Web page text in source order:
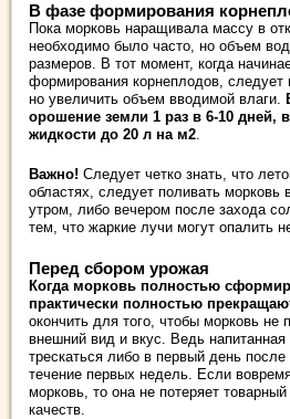
В фазе формирования
Пока морковь наращивала массу в
необходимо было часто, но объем
размеров. В тот момент, когда
формирования корнеплодов, следует
но увеличить объем вводимой влаги.
орошение земли 1 раз в 6-10 дней,
жидкости до 20 л на м2.
Важно! Следует четко знать, что
областях, следует поливать морковь
утром, либо вечером после захода
тем, что жаркие лучи могут опалить
Перед сбором урожая
Когда морковь полностью
практически полностью
окончить для того, чтобы морковь не
внешний вид и вкус. Ведь напитанная
трескаться либо в первый день
течение первых недель. Если
морковь, то она не потеряет
качеств.